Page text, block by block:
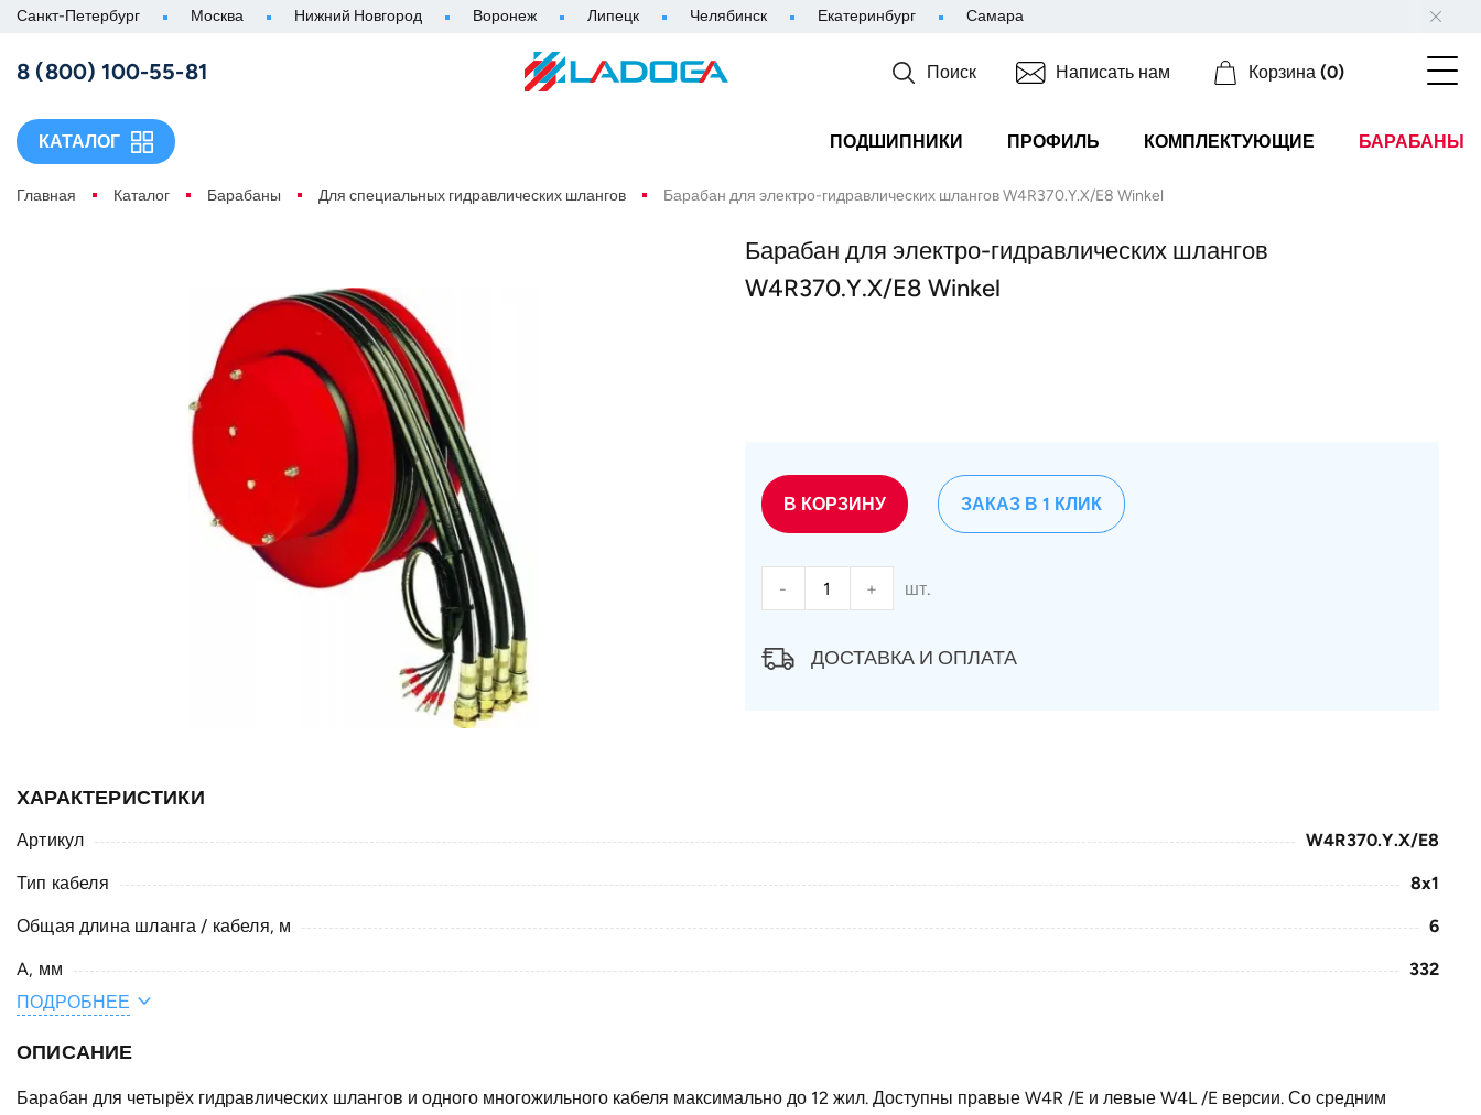
Санкт-Петербург Москва Нижний Новгород Воронеж Липецк Челябинск Екатеринбург Самара
8 (800) 100-55-81 Поиск Написать нам Корзина (0)
КАТАЛОГ ПОДШИПНИКИ ПРОФИЛЬ КОМПЛЕКТУЮЩИЕ БАРАБАНЫ
Главная Каталог Барабаны Для специальных гидравлических шлангов Барабан для электро-гидравлических шлангов W4R370.Y.X/E8 Winkel
Барабан для электро-гидравлических шлангов
W4R370.Y.X/E8 Winkel
В КОРЗИНУ
- + шт.
ЗАКАЗ В 1 КЛИК
ДОСТАВКА И ОПЛАТА
ХАРАКТЕРИСТИКИ
Артикул W4R370.Y.X/E8
Тип кабеля 8x1
Общая длина шланга / кабеля, м 6
A, мм 332
E, мм
C, мм
B, мм
ПОДРОБНЕЕ
ОПИСАНИЕ
Барабан для четырёх гидравлических шлангов и одного многожильного кабеля максимально до 12 жил. Доступны правые W4R /E и левые W4L /E версии. Со средним